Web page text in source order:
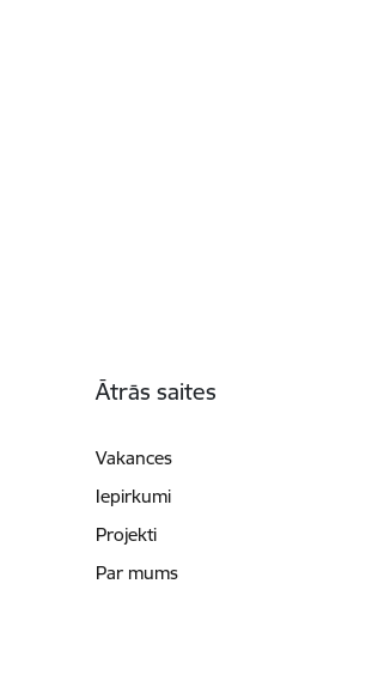
Ātrās saites
Vakances
Iepirkumi
Projekti
Par mums